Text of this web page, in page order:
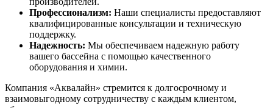
Профессионализм: Наши специалисты предоставляют
квалифицированные консультации и техническую
поддержку.
Надежность: Мы обеспечиваем надежную работу
вашего бассейна с помощью качественного
оборудования и химии.
Компания «Аквалайн» стремится к долгосрочному и
взаимовыгодному сотрудничеству с каждым клиентом,